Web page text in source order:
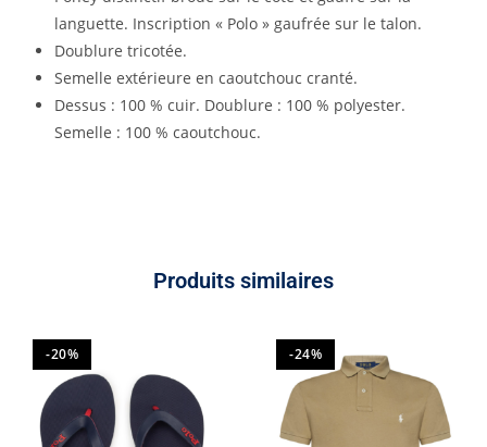
languette. Inscription « Polo » gaufrée sur le talon.
Doublure tricotée.
Semelle extérieure en caoutchouc cranté.
Dessus : 100 % cuir. Doublure : 100 % polyester.
Semelle : 100 % caoutchouc.
Produits similaires
-20% -24%